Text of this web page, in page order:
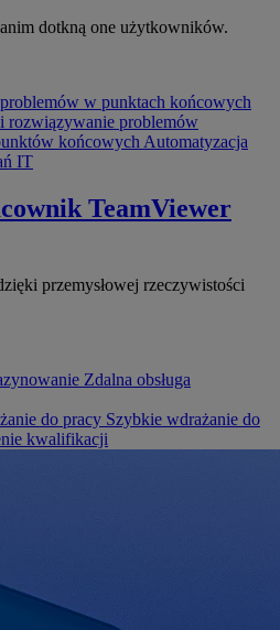
dotkną one użytkowników.
w punktach końcowych
rozwiązywanie problemów
końcowych Automatyzacja
IT
TeamViewer
przemysłowej rzeczywistości
Zdalna obsługa
do pracy Szybkie wdrażanie do
kwalifikacji